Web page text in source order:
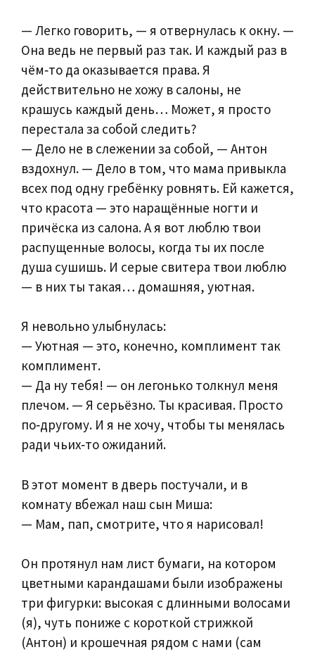
— Легко говорить, — я отвернулась к окну. —
Она ведь не первый раз так. И каждый раз в
чём‑то да оказывается права. Я
действительно не хожу в салоны, не
крашусь каждый день… Может, я просто
перестала за собой следить?
— Дело не в слежении за собой, — Антон
вздохнул. — Дело в том, что мама привыкла
всех под одну гребёнку ровнять. Ей кажется,
что красота — это наращённые ногти и
причёска из салона. А я вот люблю твои
распущенные волосы, когда ты их после
душа сушишь. И серые свитера твои люблю
— в них ты такая… домашняя, уютная.
Я невольно улыбнулась:
— Уютная — это, конечно, комплимент так
комплимент.
— Да ну тебя! — он легонько толкнул меня
плечом. — Я серьёзно. Ты красивая. Просто
по‑другому. И я не хочу, чтобы ты менялась
ради чьих‑то ожиданий.
В этот момент в дверь постучали, и в
комнату вбежал наш сын Миша:
— Мам, пап, смотрите, что я нарисовал!
Он протянул нам лист бумаги, на котором
цветными карандашами были изображены
три фигурки: высокая с длинными волосами
(я), чуть пониже с короткой стрижкой
(Антон) и крошечная рядом с нами (сам